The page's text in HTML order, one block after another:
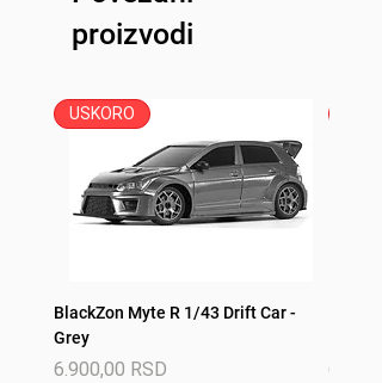
proizvodi
USKORO
BlackZon Myte R 1/43 Drift Car -
Grey
Price
6.900,00 RSD Price